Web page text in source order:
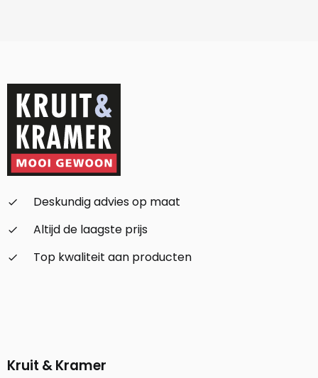
check_small
Deskundig advies op maat
check_small
Altijd de laagste prijs
check_small
Top kwaliteit aan producten
Kruit & Kramer